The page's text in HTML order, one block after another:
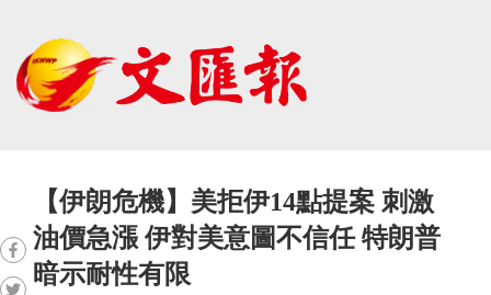
【伊朗危機】美拒伊14點提案 刺激
油價急漲 伊對美意圖不信任 特朗普
暗示耐性有限